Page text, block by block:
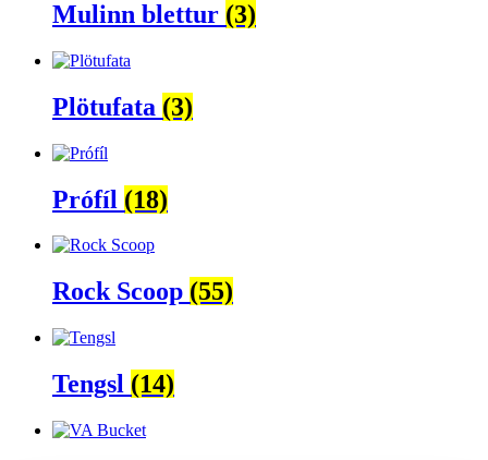
Mulinn blettur (3)
Plötufata (3)
Prófíl (18)
Rock Scoop (55)
Tengsl (14)